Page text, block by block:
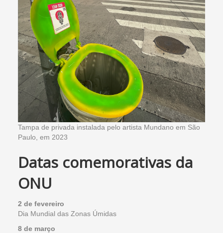
Tampa de privada instalada pelo artista Mundano em São
Paulo, em 2023
Datas comemorativas da
ONU
2 de fevereiro
Dia Mundial das Zonas Úmidas
8 de março